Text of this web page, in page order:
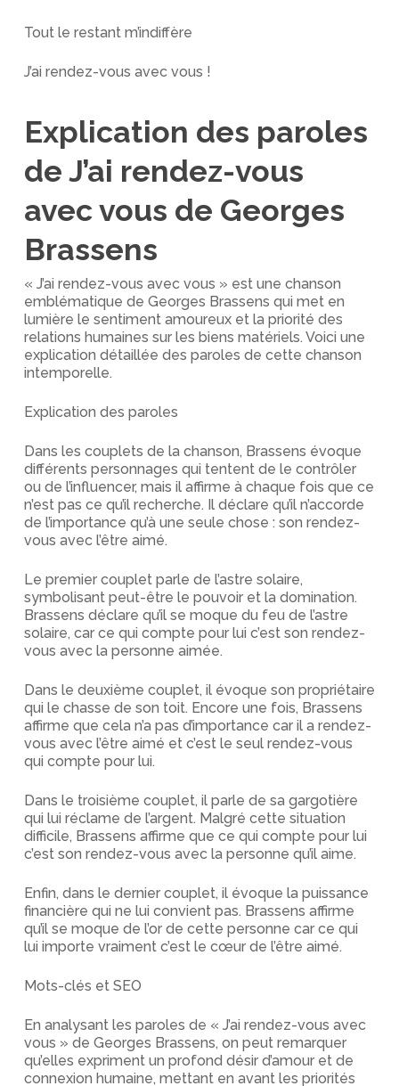
Tout le restant m’indiffère
J’ai rendez-vous avec vous !
Explication des paroles
de J’ai rendez-vous
avec vous de Georges
Brassens
« J’ai rendez-vous avec vous » est une chanson
emblématique de Georges Brassens qui met en
lumière le sentiment amoureux et la priorité des
relations humaines sur les biens matériels. Voici une
explication détaillée des paroles de cette chanson
intemporelle.
Explication des paroles
Dans les couplets de la chanson, Brassens évoque
différents personnages qui tentent de le contrôler
ou de l’influencer, mais il affirme à chaque fois que ce
n’est pas ce qu’il recherche. Il déclare qu’il n’accorde
de l’importance qu’à une seule chose : son rendez-
vous avec l’être aimé.
Le premier couplet parle de l’astre solaire,
symbolisant peut-être le pouvoir et la domination.
Brassens déclare qu’il se moque du feu de l’astre
solaire, car ce qui compte pour lui c’est son rendez-
vous avec la personne aimée.
Dans le deuxième couplet, il évoque son propriétaire
qui le chasse de son toit. Encore une fois, Brassens
affirme que cela n’a pas d’importance car il a rendez-
vous avec l’être aimé et c’est le seul rendez-vous
qui compte pour lui.
Dans le troisième couplet, il parle de sa gargotière
qui lui réclame de l’argent. Malgré cette situation
difficile, Brassens affirme que ce qui compte pour lui
c’est son rendez-vous avec la personne qu’il aime.
Enfin, dans le dernier couplet, il évoque la puissance
financière qui ne lui convient pas. Brassens affirme
qu’il se moque de l’or de cette personne car ce qui
lui importe vraiment c’est le cœur de l’être aimé.
Mots-clés et SEO
En analysant les paroles de « J’ai rendez-vous avec
vous » de Georges Brassens, on peut remarquer
qu’elles expriment un profond désir d’amour et de
connexion humaine, mettant en avant les priorités